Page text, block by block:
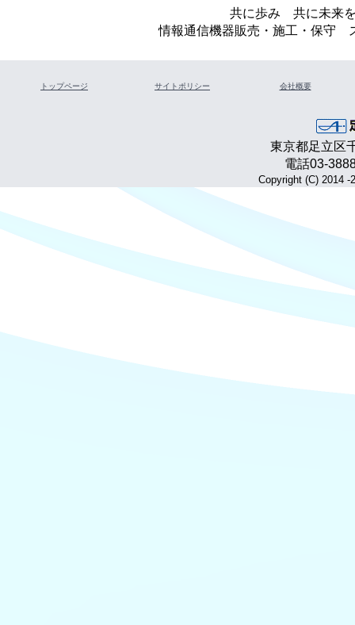
共に歩み 共に未来
情報通信機器販売・施工・保守
トップページ サイトポリシー 会社概要
東京都足立区
電話03-
Copyright (C) 2014